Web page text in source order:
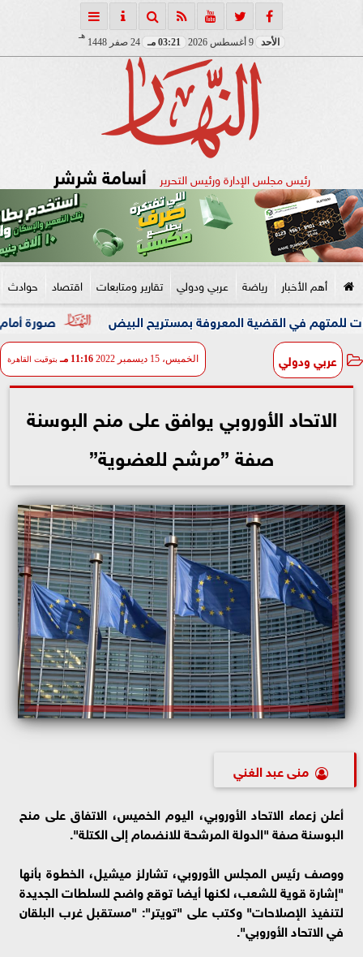
الأحد 03:21 مـ 24 صفر 1448
هـ
رئيس مجلس الإدارة ورئيس التحرير أسامة شرشر
أهم الأخبار رياضة عربي ودولي تقارير ومتابعات اقتصاد حوادث
صورة أمام الأهرامات
عربي ودولي الخميس، 15 ديسمبر 2022 11:16 مـ بتوقيت القاهرة
الاتحاد الأوروبي يوافق على منح البوسنة
صفة ”مرشح للعضوية”
منى عبد الغني
أعلن زعماء الاتحاد الأوروبي، اليوم الخميس، الاتفاق على منح
البوسنة صفة "الدولة المرشحة للانضمام إلى الكتلة".
ووصف رئيس المجلس الأوروبي، تشارلز ميشيل، الخطوة بأنها
"إشارة قوية للشعب، لكنها أيضا توقع واضح للسلطات الجديدة
لتنفيذ الإصلاحات" وكتب على "تويتر": "مستقبل غرب البلقان
في الاتحاد الأوروبي".